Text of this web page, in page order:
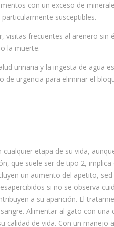
con un exceso de
susceptibles.
visitas frecuentes al arenero sin
la muerte.
urinaria y la ingesta de agua
urgencia para eliminar el
etapa de su vida,
que suele ser de tipo 2,
un aumento del apetito,
si no se observa
a su aparición. El
Alimentar al gato con
de vida. Con un manejo